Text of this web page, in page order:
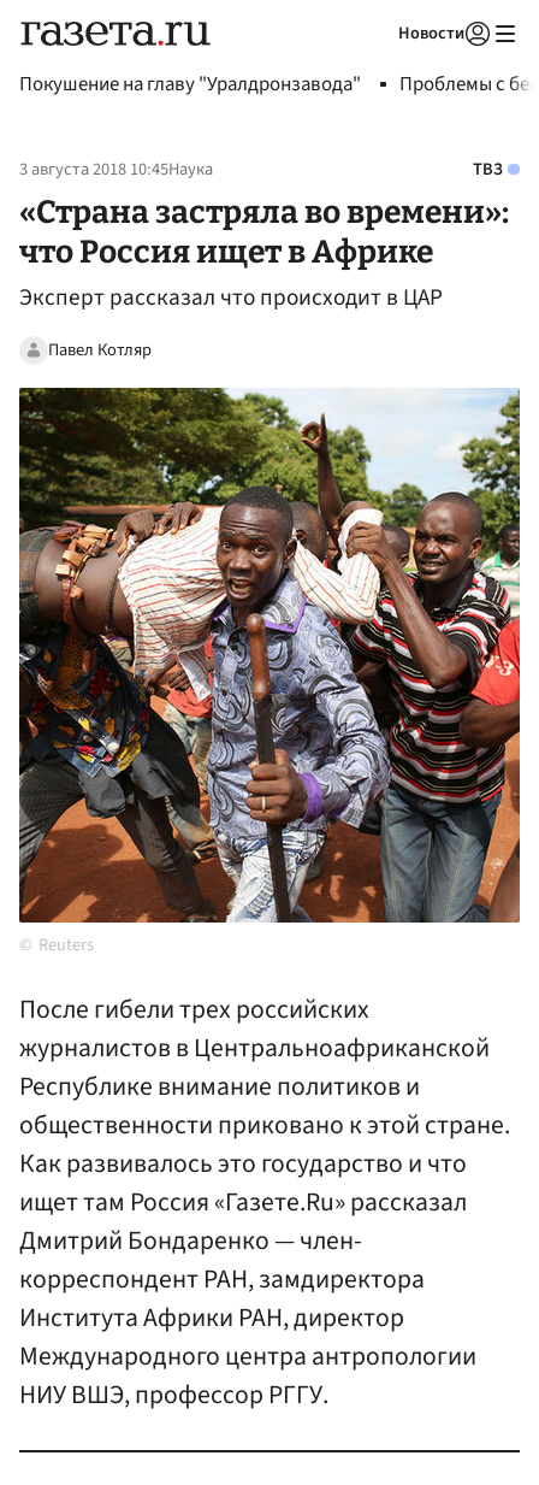
Новости
Покушение на главу "Уралдронзавода" Проблемы с
3 августа 2018 10:45Наука ТВЗ
«Страна застряла во времени»:
что Россия ищет в Африке
Эксперт рассказал что происходит в ЦАР
Павел Котляр
Reuters
После гибели трех российских
журналистов в Центральноафриканской
Республике внимание политиков и
общественности приковано к этой стране.
Как развивалось это государство и что
ищет там Россия «Газете.Ru» рассказал
Дмитрий Бондаренко — член-
корреспондент РАН, замдиректора
Института Африки РАН, директор
Международного центра антропологии
НИУ ВШЭ, профессор РГГУ.